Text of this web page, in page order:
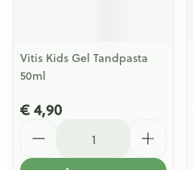
Vitis Kids Gel Tandpasta
50ml
€ 4,90